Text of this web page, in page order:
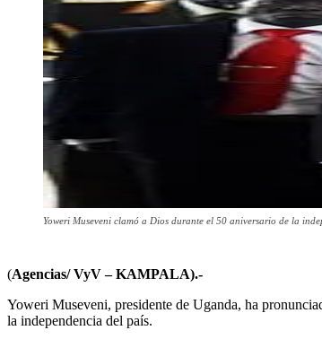
Yoweri Museveni clamó a Dios durante el 50 aniversario de la
(Agencias/ VyV –KAMPALA).-
Yoweri Museveni, presidente de Uganda, ha
la independencia del país.